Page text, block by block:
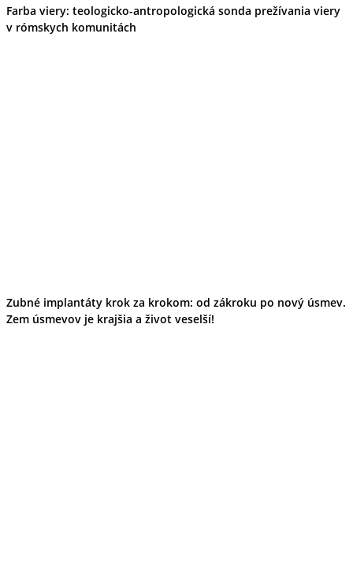
Farba viery: teologicko-antropologická sonda prežívania viery
v rómskych komunitách
Zubné implantáty krok za krokom: od zákroku po nový úsmev.
Zem úsmevov je krajšia a život veselší!